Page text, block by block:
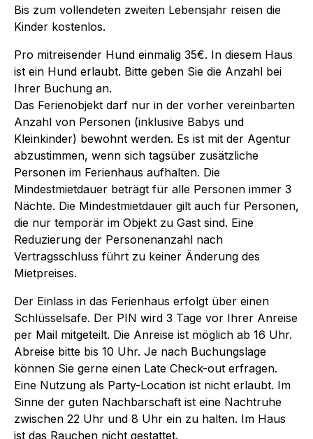
Bis zum vollendeten zweiten Lebensjahr reisen die
Kinder kostenlos.
Pro mitreisender Hund einmalig 35€. In diesem Haus
ist ein Hund erlaubt. Bitte geben Sie die Anzahl bei
Ihrer Buchung an.
Das Ferienobjekt darf nur in der vorher vereinbarten
Anzahl von Personen (inklusive Babys und
Kleinkinder) bewohnt werden. Es ist mit der Agentur
abzustimmen, wenn sich tagsüber zusätzliche
Personen im Ferienhaus aufhalten. Die
Mindestmietdauer beträgt für alle Personen immer 3
Nächte. Die Mindestmietdauer gilt auch für Personen,
die nur temporär im Objekt zu Gast sind. Eine
Reduzierung der Personenanzahl nach
Vertragsschluss führt zu keiner Änderung des
Mietpreises.
Der Einlass in das Ferienhaus erfolgt über einen
Schlüsselsafe. Der PIN wird 3 Tage vor Ihrer Anreise
per Mail mitgeteilt. Die Anreise ist möglich ab 16 Uhr.
Abreise bitte bis 10 Uhr. Je nach Buchungslage
können Sie gerne einen Late Check-out erfragen.
Eine Nutzung als Party-Location ist nicht erlaubt. Im
Sinne der guten Nachbarschaft ist eine Nachtruhe
zwischen 22 Uhr und 8 Uhr ein zu halten. Im Haus
ist das Rauchen nicht gestattet.